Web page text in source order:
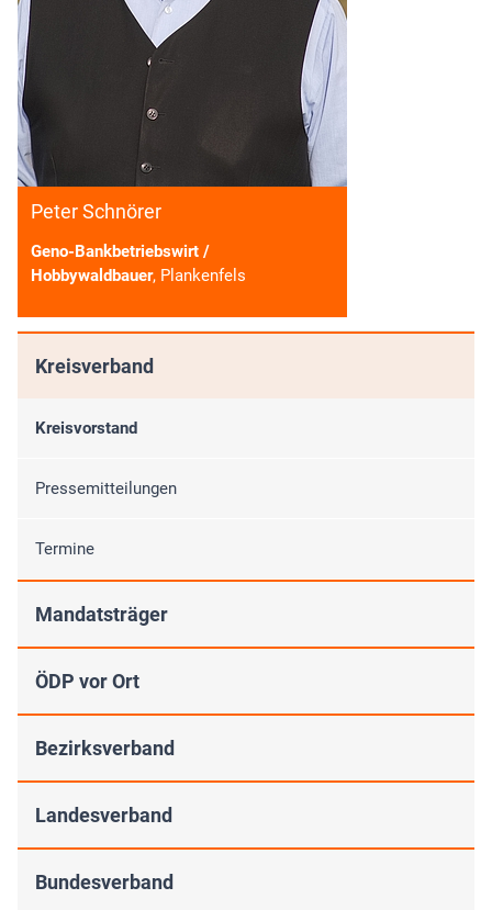
Peter Schnörer
Geno-Bankbetriebswirt /
Hobbywaldbauer, Plankenfels
Kreisverband
Kreisvorstand
Pressemitteilungen
Termine
Mandatsträger
ÖDP vor Ort
Bezirksverband
Landesverband
Bundesverband